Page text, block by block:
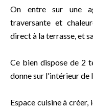
On entre sur une
traversante et
direct à la terrasse, et
Ce bien dispose de 2
donne sur l'intérieur de
Espace cuisine à